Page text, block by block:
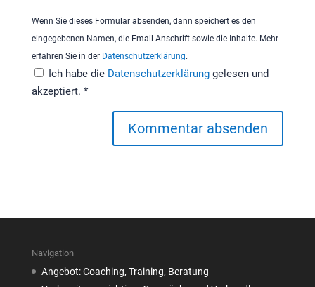
Wenn Sie dieses Formular absenden, dann speichert es den
eingegebenen Namen, die Email-Anschrift sowie die Inhalte. Mehr
erfahren Sie in der Datenschutzerklärung.
Ich habe die Datenschutzerklärung gelesen und
akzeptiert. *
Navigation
Angebot: Coaching, Training, Beratung